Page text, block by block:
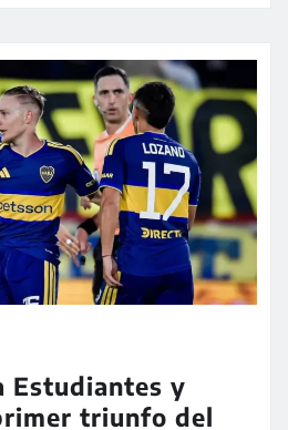
Estudiantes y
triunfo del